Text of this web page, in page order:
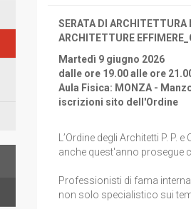
SERATA DI ARCHITETTURA
ARCHITETTURE
Martedì 9 giugno 2026
dalle ore 19.00 alle ore
Aula Fisica: MONZA -
iscrizioni sito dell'Ordine
L’Ordine degli Architetti P. P.
anche quest'anno prosegue
Professionisti di fama
non solo specialistico sui